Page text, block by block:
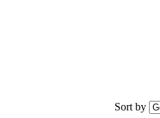
Sort by